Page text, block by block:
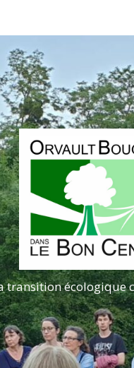
transition écologique